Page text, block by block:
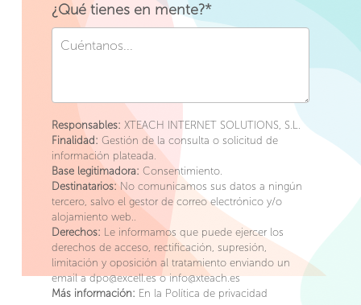
¿Qué tienes en mente?*
Responsables: XTEACH INTERNET SOLUTIONS, S.L.
Finalidad: Gestión de la consulta o solicitud de
información plateada.
Base legitimadora: Consentimiento.
Destinatarios: No comunicamos sus datos a ningún
tercero, salvo el gestor de correo electrónico y/o
alojamiento web..
Derechos: Le informamos que puede ejercer los
derechos de acceso, rectificación, supresión,
limitación y oposición al tratamiento enviando un
email a dpo@excell.es o info@xteach.es
Más información: En la Política de privacidad